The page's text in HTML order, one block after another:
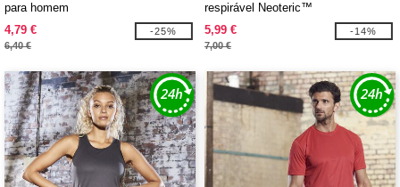
para homem
4,79 €
6,40 €
-25%
respirável Neoteric™
5,99 €
7,00 €
-14%